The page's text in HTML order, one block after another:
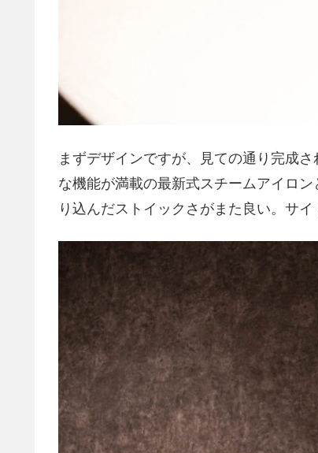
まずデザインですが、見ての通り完成
な機能が満載の最新式スチームアイロ
り込んだストイックさがまた良い。サ